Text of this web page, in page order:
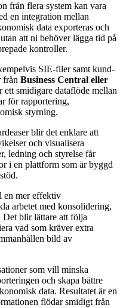
från flera system kan vara
en integration mellan
data exporteras och
att ni behöver lägga tid på
kontroller.
SIE-filer samt kund-
från Business Central eller
ett smidigare dataflöde mellan
för rapportering,
styrning.
blir det enklare att
och visualisera
ledning och styrelse får
i en plattform som är byggd
en mer effektiv
arbetet med konsolidering,
Det blir lättare att följa
vad som kräver extra
bild av
som vill minska
och skapa bättre
data. Resultatet är en
flödar smidigt från